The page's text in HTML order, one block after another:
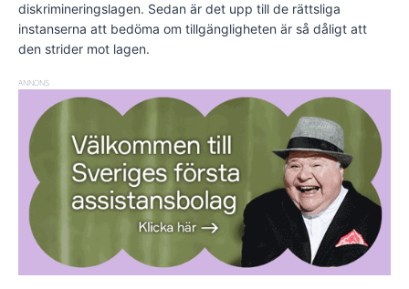
diskrimineringslagen. Sedan är det upp till de rättsliga
instanserna att bedöma om tillgängligheten är så dåligt att
den strider mot lagen.
ANNONS